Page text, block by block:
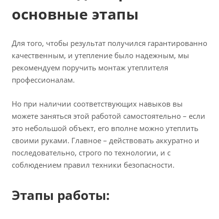
основные этапы
Для того, чтобы результат получился гарантированно
качественным, и утепление было надежным, мы
рекомендуем поручить монтаж утеплителя
профессионалам.
Но при наличии соответствующих навыков вы
можете заняться этой работой самостоятельно – если
это небольшой объект, его вполне можно утеплить
своими руками. Главное – действовать аккуратно и
последовательно, строго по технологии, и с
соблюдением правил техники безопасности.
Этапы работы: